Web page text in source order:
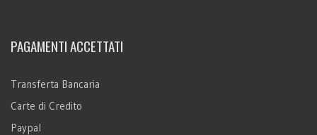
PAGAMENTI ACCETTATI
Transferta Bancaria
Carte di Credito
Paypal